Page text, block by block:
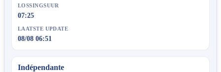
LOSSINGSUUR
07:25
LAATSTE UPDATE
08/08 06:51
Indépendante